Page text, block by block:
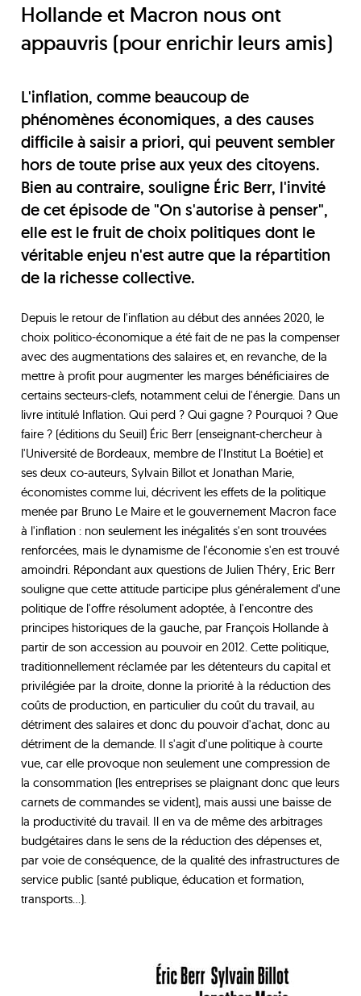
Hollande et Macron nous ont
appauvris (pour enrichir leurs amis)
L'inflation, comme beaucoup de
phénomènes économiques, a des causes
difficile à saisir a priori, qui peuvent sembler
hors de toute prise aux yeux des citoyens.
Bien au contraire, souligne Éric Berr, l'invité
de cet épisode de "On s'autorise à penser",
elle est le fruit de choix politiques dont le
véritable enjeu n'est autre que la répartition
de la richesse collective.
Depuis le retour de l'inflation au début des années 2020, le
choix politico-économique a été fait de ne pas la compenser
avec des augmentations des salaires et, en revanche, de la
mettre à profit pour augmenter les marges bénéficiaires de
certains secteurs-clefs, notamment celui de l'énergie. Dans un
livre intitulé Inflation. Qui perd ? Qui gagne ? Pourquoi ? Que
faire ? (éditions du Seuil) Éric Berr (enseignant-chercheur à
l'Université de Bordeaux, membre de l'Institut La Boétie) et
ses deux co-auteurs, Sylvain Billot et Jonathan Marie,
économistes comme lui, décrivent les effets de la politique
menée par Bruno Le Maire et le gouvernement Macron face
à l'inflation : non seulement les inégalités s'en sont trouvées
renforcées, mais le dynamisme de l'économie s'en est trouvé
amoindri. Répondant aux questions de Julien Théry, Eric Berr
souligne que cette attitude participe plus généralement d'une
politique de l'offre résolument adoptée, à l'encontre des
principes historiques de la gauche, par François Hollande à
partir de son accession au pouvoir en 2012. Cette politique,
traditionnellement réclamée par les détenteurs du capital et
privilégiée par la droite, donne la priorité à la réduction des
coûts de production, en particulier du coût du travail, au
détriment des salaires et donc du pouvoir d'achat, donc au
détriment de la demande. Il s'agit d'une politique à courte
vue, car elle provoque non seulement une compression de
la consommation (les entreprises se plaignant donc que leurs
carnets de commandes se vident), mais aussi une baisse de
la productivité du travail. Il en va de même des arbitrages
budgétaires dans le sens de la réduction des dépenses et,
par voie de conséquence, de la qualité des infrastructures de
service public (santé publique, éducation et formation,
transports...).